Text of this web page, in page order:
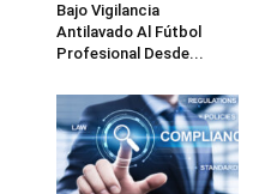
Bajo Vigilancia
Antilavado Al Fútbol
Profesional Desde...